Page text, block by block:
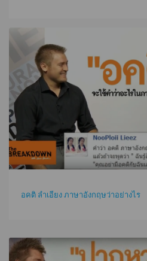
อคติ ลำเอียง ภาษาอังกฤษว่าอย่างไร